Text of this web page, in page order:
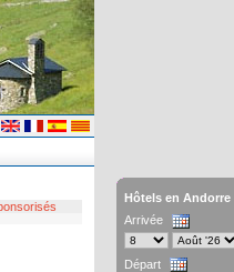
Hôtels en Andorre
Arrivée
Départ